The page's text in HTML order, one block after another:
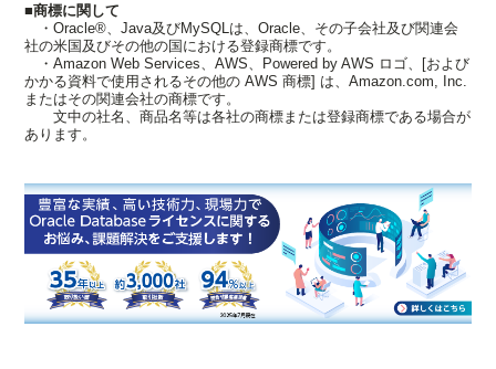
■商標に関して
・Oracle®、Java及びMySQLは、Oracle、その子会社及び関連会
社の米国及びその他の国における登録商標です。
・Amazon Web Services、AWS、Powered by AWS ロゴ、[および
かかる資料で使用されるその他の AWS 商標] は、Amazon.com, Inc.
またはその関連会社の商標です。
文中の社名、商品名等は各社の商標または登録商標である場合が
あります。